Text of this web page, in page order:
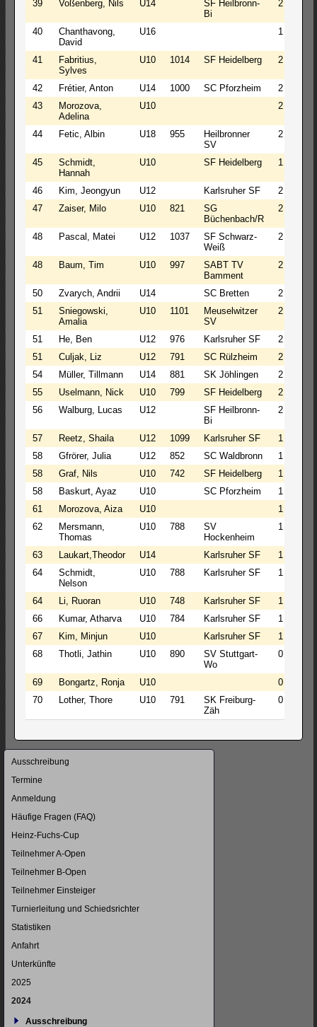
39 Voßenberg, Nils U14
SF Heilbronn-
Bi
2
40
Chanthavong,
David
U16 1
41
Fabritius,
Sylves
U10 1014 SF Heidelberg 2
42 Frétier, Anton U14 1000 SC Pforzheim 2
43
Morozova,
Adelina
U10 2
44 Fetic, Albin U18 955
Heilbronner
SV
2
45
Schmidt,
Hannah
U10 SF Heidelberg 1
46 Kim, Jeongyun U12 Karlsruher SF 2
47
Zaiser, Milo U10 821
SG
Büchenbach/R
2
48 Pascal, Matei U12 1037
SF Schwarz-
Weiß
2
48 Baum, Tim U10 997
SABT TV
Bamment
2
50 Zvarych, Andrii U14 SC Bretten 2
51
Sniegowski,
Amalia
U10 1101
Meuselwitzer
SV
2
51 He, Ben U12 976 Karlsruher SF 2
51
Culjak, Liz U12 791 SC Rülzheim 2
54
Müller, Tillmann U14 881 SK Jöhlingen 2
55
Uselmann, Nick U10 799 SF Heidelberg 2
56
Walburg, Lucas U12
SF Heilbronn-
Bi
2
57 Reetz, Shaila U12 1099 Karlsruher SF 1
58
Gfrörer, Julia U12 852 SC Waldbronn 1
58
Graf, Nils U10 742 SF Heidelberg 1
58
Baskurt, Ayaz U10 SC Pforzheim 1
61
Morozova, Aiza U10 1
62
Mersmann,
Thomas
U10 788
SV
Hockenheim
1
63 Laukart,Theodor U14 Karlsruher SF 1
64
Schmidt,
Nelson
U10 788 Karlsruher SF 1
64 Li, Ruoran U10 748 Karlsruher SF 1
66
Kumar, Atharva U10 784 Karlsruher SF 1
67
Kim, Minjun U10 Karlsruher SF 1
68
Thotli, Jathin U10 890
SV Stuttgart-
Wo
0
69 Bongartz, Ronja U10 0
70
Lother, Thore U10 791
SK Freiburg-
Zäh
0
Navigation
Ausschreibung
Termine
Anmeldung
Häufige Fragen (FAQ)
Heinz-Fuchs-Cup
Teilnehmer A-Open
Teilnehmer B-Open
Teilnehmer Einsteiger
Turnierleitung und Schiedsrichter
Statistiken
Anfahrt
Unterkünfte
2025
2024
Ausschreibung